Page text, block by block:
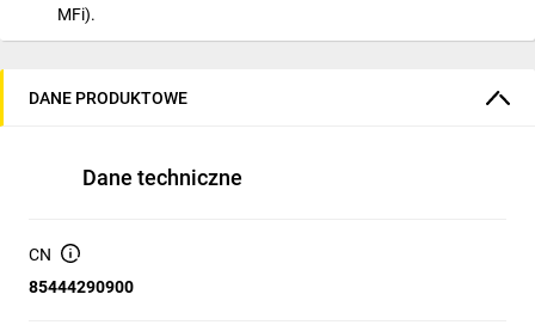
MFi).
Wytrzymały kabel USB-C™ do Lightning o długości 1 m jest
odległości, np. w samochodzie lub ciężarówce.
Symetryczne złącze USB-C™ pozwala na bezproblemowe
DANE PRODUKTOWE
Dane techniczne
CN
85444290900